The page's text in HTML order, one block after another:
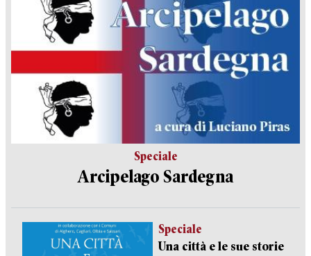
Speciale
Arcipelago Sardegna
Speciale
Una città e le sue storie